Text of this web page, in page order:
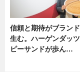
信頼と期待がブラン
生む。ハーゲンダッ
ピーサンドが歩ん…